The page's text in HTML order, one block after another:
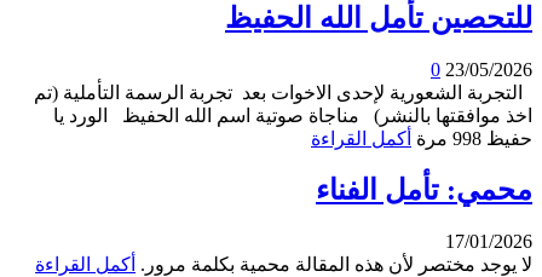
للتحصين تأمل الله الحفيظ
23/05/2026
0
التجربة الشعورية لإحدى الاخوات بعد تجربة الرسمة التأملية (تم
اخذ موافقتها بالنشر) مناجاة صوتية اسم الله الحفيظ الورد يا
حفيظ 998 مرة
أكمل القراءة
محمي: تأمل الفناء
17/01/2026
لا يوجد مختصر لأن هذه المقالة محمية بكلمة مرور. أكمل القراءة